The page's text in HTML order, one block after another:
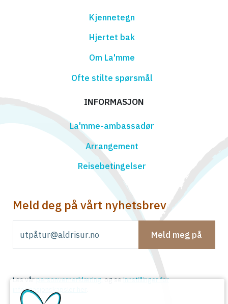
Meld deg på vårt nyhetsbrev
Meld meg på
Kjennetegn
Hjertet bak
Om La'mme
Ofte stilte spørsmål
INFORMASJON
La'mme-ambassadør
Arrangement
Reisebetingelser
Les vårpersonvernerklæring, og seinnstillinger for
informasjonskapsler her